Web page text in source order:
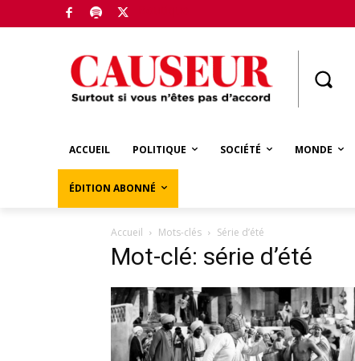
ACCUEIL POLITIQUE SOCIÉTÉ MONDE
ÉDITION ABONNÉ
Accueil Mots-clés Série d’été
Mot-clé: série d’été